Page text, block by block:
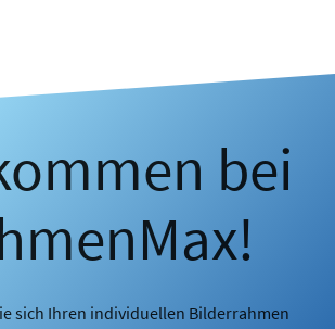
bei
sich Ihren individuellen Bilderrahmen